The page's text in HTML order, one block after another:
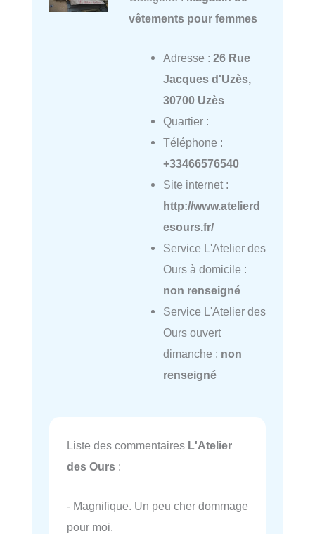
vêtements pour femmes
Adresse : 26 Rue
Jacques d'Uzès,
30700 Uzès
Quartier :
Téléphone :
+33466576540
Site internet :
http://www.atelierd
esours.fr/
Service L'Atelier des
Ours à domicile :
non renseigné
Service L'Atelier des
Ours ouvert
dimanche : non
renseigné
Liste des commentaires L'Atelier
des Ours :
- Magnifique. Un peu cher dommage
pour moi.